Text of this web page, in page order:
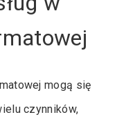
mogą się
czynników,